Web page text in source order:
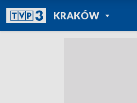
KRAKÓWPOWRÓT DO
TVP REGIONY